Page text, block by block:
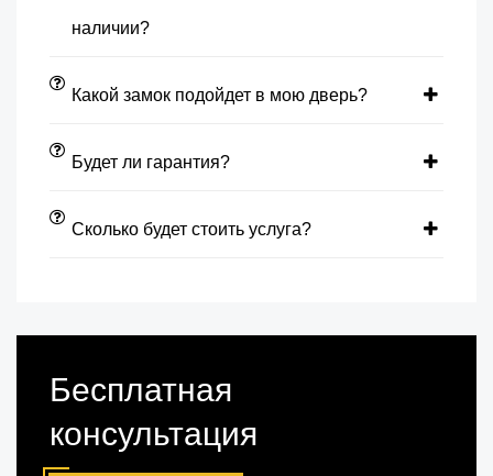
наличии?
Какой замок подойдет в мою дверь?
Будет ли гарантия?
Сколько будет стоить услуга?
Бесплатная
консультация